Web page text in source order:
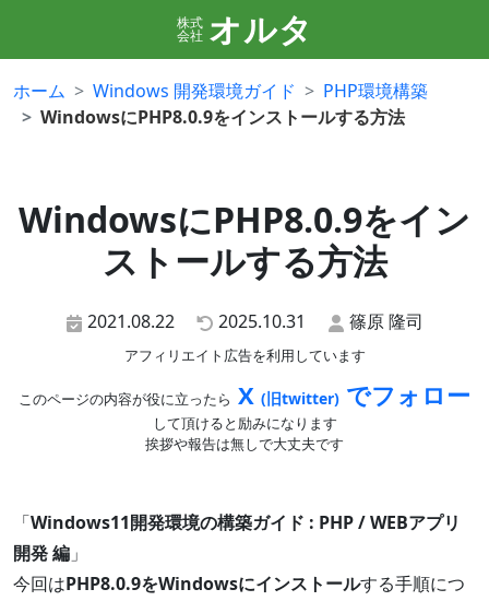
株式
会社 オルタ
ホーム Windows 開発環境ガイド
PHP環境構築
WindowsにPHP8.0.9をインストールする方法
WindowsにPHP8.0.9をイン
ストールする方法
2021.08.22 2025.10.31 篠原 隆司
アフィリエイト広告を利用しています
このページの内容が役に立ったら X (旧twitter) でフォロー
して頂けると励みになります
挨拶や報告は無しで大丈夫です
「Windows11開発環境の構築ガイド : PHP / WEBアプリ
開発 編 」
今回はPHP8.0.9をWindowsにインストールする手順につ